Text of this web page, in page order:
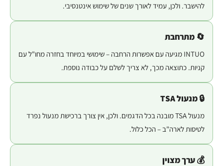
להישבר. ולכן, עמיד לאורך שנים של שימוש אינטנסיבי.
🔄 מתרחבת
INTUO מגיעה עם אפשרות הרחבה – שימושי במיוחד בחזרה מחו"ל עם
קניות. כתוצאה מכך, לא צריך לשלם על כבודה נוספת.
🔒 מנעול TSA
מנעול TSA מובנה בכל הדגמים. ולכן, אין צורך ברכישת מנעול נפרד
לטיסות לארה"ב – הכל כלול.
💰 ערך מצוין